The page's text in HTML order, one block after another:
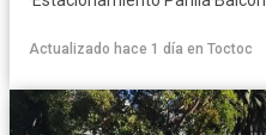
Actualizado hace 1 día en Toctoc